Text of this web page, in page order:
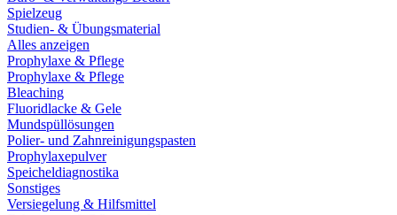
Spielzeug
Studien- & Übungsmaterial
Alles anzeigen
Prophylaxe & Pflege
Prophylaxe & Pflege
Bleaching
Fluoridlacke & Gele
Mundspüllösungen
Polier- und Zahnreinigungspasten
Prophylaxepulver
Speicheldiagnostika
Sonstiges
Versiegelung & Hilfsmittel